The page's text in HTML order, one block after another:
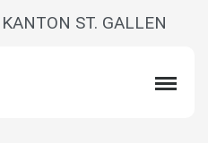
ST. GALLEN